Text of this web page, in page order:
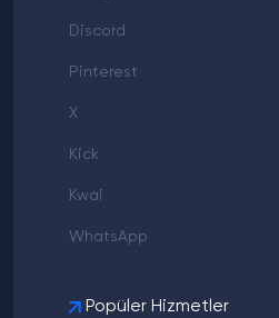
Discord
Pinterest
X
Kick
Kwai
WhatsApp
Popüler Hizmetler